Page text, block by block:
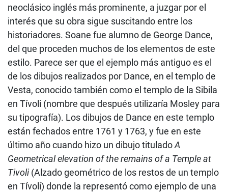
neoclásico inglés más prominente, a juzgar por el
interés que su obra sigue suscitando entre los
historiadores. Soane fue alumno de George Dance,
del que proceden muchos de los elementos de este
estilo. Parece ser que el ejemplo más antiguo es el
de los dibujos realizados por Dance, en el templo de
Vesta, conocido también como el templo de la Sibila
en Tívoli (nombre que después utilizaría Mosley para
su tipografía). Los dibujos de Dance en este templo
están fechados entre 1761 y 1763, y fue en este
último año cuando hizo un dibujo tituladoA
Geometrical elevation of the remains of a Temple at
Tivoli (Alzado geométrico de los restos de un templo
en Tívoli) donde la representó como ejemplo de una